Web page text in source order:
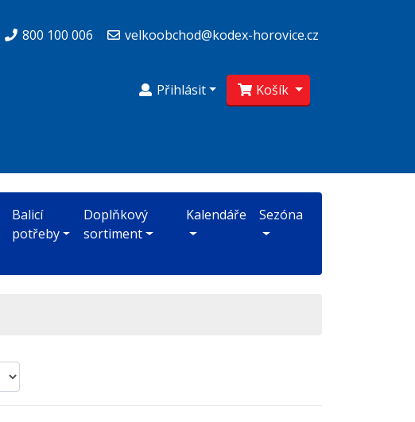
800 100 006 velkoobchod@kodex-horovice.cz
Košík
Přihlásit
Balicí
potřeby
Doplňkový
sortiment
Kalendáře Sezóna